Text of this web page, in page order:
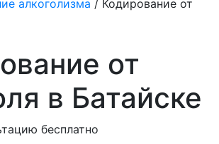
алкоголизма / Кодирование от
от
в Батайске
бесплатно